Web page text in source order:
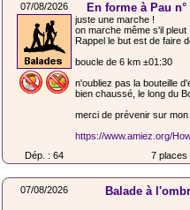
07/08/2026 En forme à Pau
juste une marche !
on marche même s'il pleut
Rappel le but est de faire
boucle de 6 km ±01:30
n'oubliez pas la bouteille
bien chaussé, le long du
merci de prévenir sur
https://www.amiez.org/
Dép. : 64
7 places
07/08/2026 Balade à